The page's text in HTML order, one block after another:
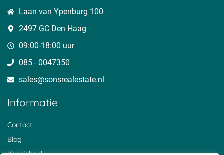
Laan van Ypenburg 100
2497 GC Den Haag
09:00-18:00 uur
085 - 0047350
sales@sonsrealestate.nl​
Informatie
Contact
Blog